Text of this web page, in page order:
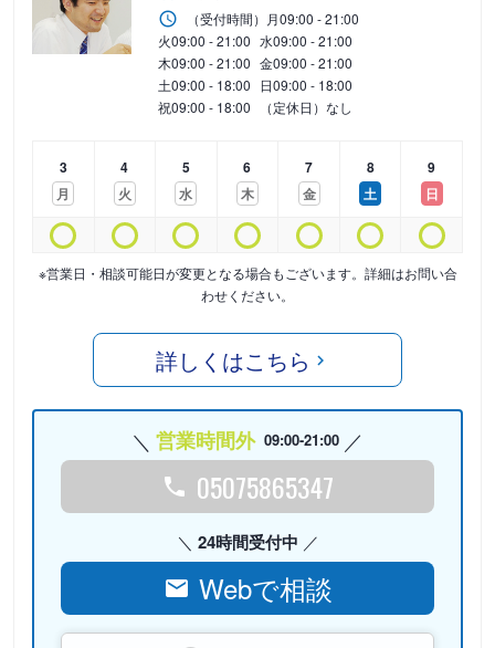
（受付時間） 月09:00 - 21:00
火09:00 - 21:00 水09:00 - 21:00
木09:00 - 21:00 金09:00 - 21:00
土09:00 - 18:00 日09:00 - 18:00
祝09:00 - 18:00 （定休日）なし
3
月
4
火
5
水
6
木
7
金
8
土
9
日
※営業日・相談可能日が変更となる場合もございます。詳細はお問い合
わせください。
詳しくはこちら
営業時間外 09:00-21:00
05075865347
24時間受付中
Webで相談